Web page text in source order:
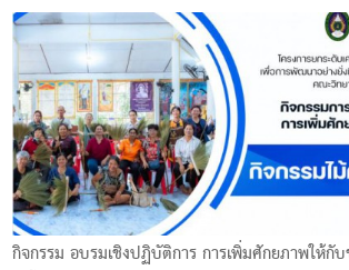
กิจกรรม อบรมเชิงปฏิบัติการ การเพิ่มศักยภาพให้กั